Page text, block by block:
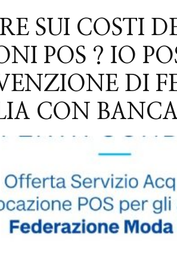
SUI COSTI
POS ? IO
DI
CON